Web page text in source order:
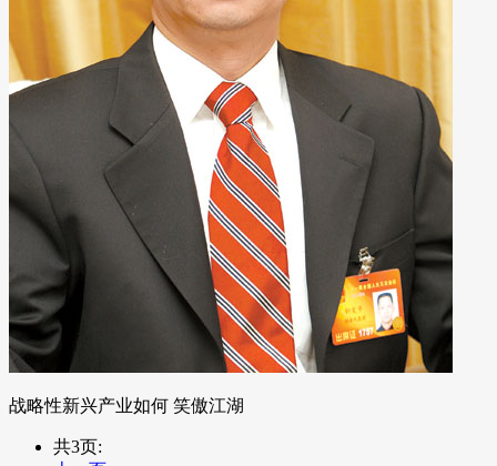
战略性新兴产业如何 笑傲江湖
共3页: